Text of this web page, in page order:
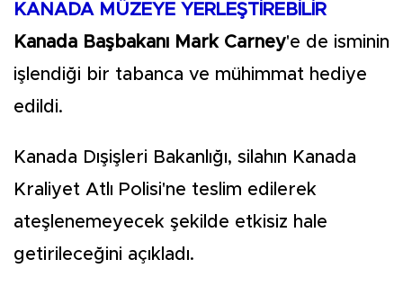
KANADA MÜZEYE YERLEŞTİREBİLİR
Kanada Başbakanı Mark Carney'e de isminin
işlendiği bir tabanca ve mühimmat hediye
edildi.
Kanada Dışişleri Bakanlığı, silahın Kanada
Kraliyet Atlı Polisi'ne teslim edilerek
ateşlenemeyecek şekilde etkisiz hale
getirileceğini açıkladı.